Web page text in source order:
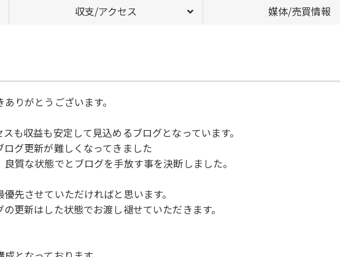
収支/アクセス 媒体/売買情報
りがとうございます。
も収益も安定して見込めるブログとなっています。
グ更新が難しくなってきました
質な状態でとブログを手放す事を決断しました。
先させていただければと思います。
更新はした状態でお渡し褪せていただきます。